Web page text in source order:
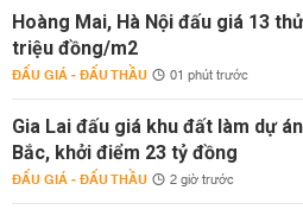
Hoàng Mai, Hà Nội đấu giá 13
triệu đồng/m2
ĐẤU GIÁ - ĐẤU THẦU 01 phút trước
Gia Lai đấu giá khu đất làm dự
Bắc, khởi điểm 23 tỷ đồng
ĐẤU GIÁ - ĐẤU THẦU 2 giờ trước